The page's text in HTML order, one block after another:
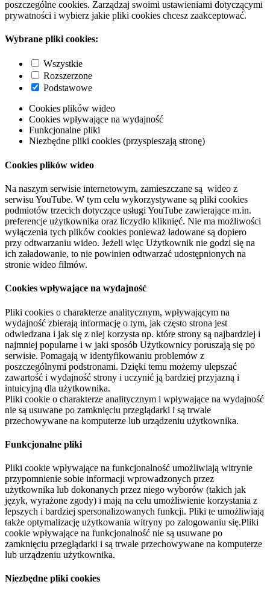
poszczególne cookies. Zarządzaj swoimi ustawieniami dotyczącymi
prywatności i wybierz jakie pliki cookies chcesz zaakceptować.
Wybrane pliki cookies:
Wszystkie
Rozszerzone
Podstawowe
Cookies plików wideo
Cookies wpływające na wydajność
Funkcjonalne pliki
Niezbędne pliki cookies (przyspieszają stronę)
Cookies plików wideo
Na naszym serwisie internetowym, zamieszczane są wideo z
serwisu YouTube. W tym celu wykorzystywane są pliki cookies
podmiotów trzecich dotyczące usługi YouTube zawierające m.in.
preferencje użytkownika oraz liczydło kliknięć. Nie ma możliwości
wyłączenia tych plików cookies ponieważ ładowane są dopiero
przy odtwarzaniu wideo. Jeżeli więc Użytkownik nie godzi się na
ich załadowanie, to nie powinien odtwarzać udostępnionych na
stronie wideo filmów.
Cookies wpływające na wydajność
Pliki cookies o charakterze analitycznym, wpływającym na
wydajność zbierają informację o tym, jak często strona jest
odwiedzana i jak się z niej korzysta np. które strony są najbardziej i
najmniej popularne i w jaki sposób Użytkownicy poruszają się po
serwisie. Pomagają w identyfikowaniu problemów z
poszczególnymi podstronami. Dzięki temu możemy ulepszać
zawartość i wydajność strony i uczynić ją bardziej przyjazną i
intuicyjną dla użytkownika.
Pliki cookie o charakterze analitycznym i wpływające na wydajność
nie są usuwane po zamknięciu przeglądarki i są trwale
przechowywane na komputerze lub urządzeniu użytkownika.
Funkcjonalne pliki
Pliki cookie wpływające na funkcjonalność umożliwiają witrynie
przypomnienie sobie informacji wprowadzonych przez
użytkownika lub dokonanych przez niego wyborów (takich jak
język, wyrażone zgody) i mają na celu umożliwienie korzystania z
lepszych i bardziej spersonalizowanych funkcji. Pliki te umożliwiają
także optymalizację użytkowania witryny po zalogowaniu się.Pliki
cookie wpływające na funkcjonalność nie są usuwane po
zamknięciu przeglądarki i są trwale przechowywane na komputerze
lub urządzeniu użytkownika.
Niezbędne pliki cookies